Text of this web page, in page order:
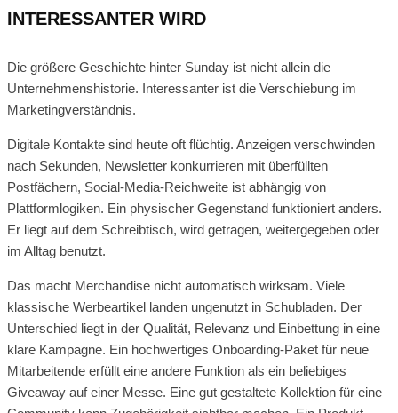
INTERESSANTER WIRD
Die größere Geschichte hinter Sunday ist nicht allein die
Unternehmenshistorie. Interessanter ist die Verschiebung im
Marketingverständnis.
Digitale Kontakte sind heute oft flüchtig. Anzeigen verschwinden
nach Sekunden, Newsletter konkurrieren mit überfüllten
Postfächern, Social-Media-Reichweite ist abhängig von
Plattformlogiken. Ein physischer Gegenstand funktioniert anders.
Er liegt auf dem Schreibtisch, wird getragen, weitergegeben oder
im Alltag benutzt.
Das macht Merchandise nicht automatisch wirksam. Viele
klassische Werbeartikel landen ungenutzt in Schubladen. Der
Unterschied liegt in der Qualität, Relevanz und Einbettung in eine
klare Kampagne. Ein hochwertiges Onboarding-Paket für neue
Mitarbeitende erfüllt eine andere Funktion als ein beliebiges
Giveaway auf einer Messe. Eine gut gestaltete Kollektion für eine